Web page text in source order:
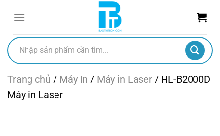
dungTìm
kiếm:
Trang chủ / Máy In / Máy in Laser / HL-B2000D
Máy in Laser